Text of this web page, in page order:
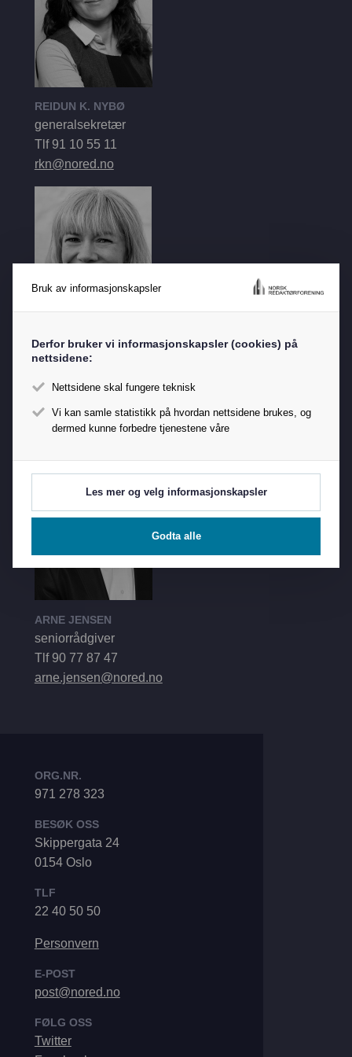
English
REIDUN K. NYBØ
generalsekretær
Tlf 91 10 55 11
rkn@nored.no
SOLVEIG HUSØY
ass. generalsekretær
solveig@nored.no
ARNE JENSEN
seniorrådgiver
Tlf 90 77 87 47
arne.jensen@nored.no
ORG.NR.
971 278 323
BESØK OSS
Skippergata 24
0154 Oslo
TLF
22 40 50 50
Personvern
E-POST
post@nored.no
FØLG OSS
Twitter
Bruk av informasjonskapsler
Derfor bruker vi informasjonskapsler (cookies) på
nettsidene:
Nettsidene skal fungere teknisk
Vi kan samle statistikk på hvordan nettsidene brukes, og
dermed kunne forbedre tjenestene våre
Les mer og velg informasjonskapsler
Godta alle